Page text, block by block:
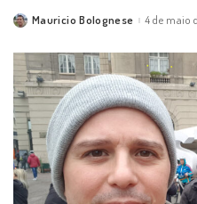
PostedMauricio Bolognese 4 de maio